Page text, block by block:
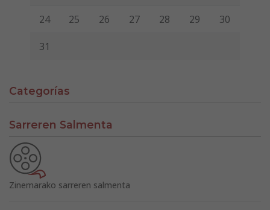
24 25 26 27 28 29 30
31
Categorías
Sarreren Salmenta
Zinemarako sarreren salmenta